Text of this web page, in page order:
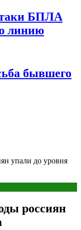
БПЛА
линию
бывшего
упали до уровня
россиян